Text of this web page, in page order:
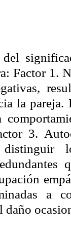
del
Factor 1.
la pareja.
3.
distinguir
a
daño